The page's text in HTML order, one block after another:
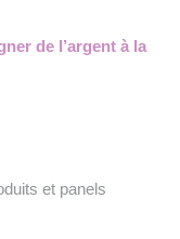
de l’argent à la
et panels